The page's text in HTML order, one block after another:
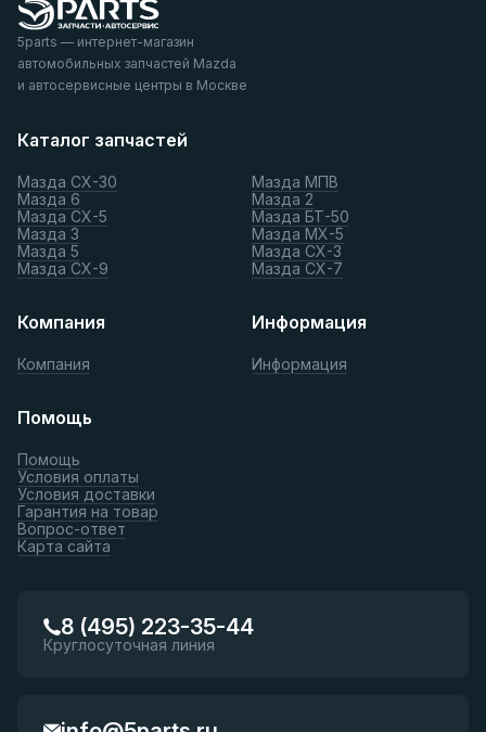
5parts — интернет-магазин
автомобильных запчастей Mazda
и автосервисные центры в Москве
Каталог запчастей
Мазда СХ-30
Мазда 6
Мазда СХ-5
Мазда 3
Мазда 5
Мазда СХ-9
Мазда МПВ
Мазда 2
Мазда БТ-50
Мазда МХ-5
Мазда СХ-3
Мазда СХ-7
Компания
Компания
Информация
Информация
Помощь
Помощь
Условия оплаты
Условия доставки
Гарантия на товар
Вопрос-ответ
Карта сайта
8 (495) 223-35-44
Круглосуточная линия